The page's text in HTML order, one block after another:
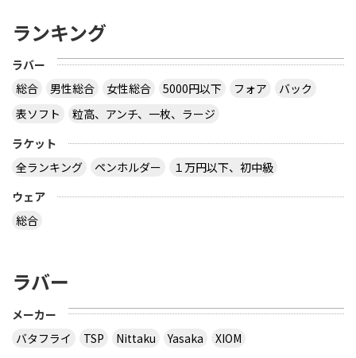
ランキング
ラバー
総合
男性総合 女性総合 5000円以下 フォア
バック
表ソフト
粒高、アンチ、一枚、ラージ
ラケット
全ランキング
ペンホルダー
１万円以下、初中級
ウェア
総合
ラバー
メーカー
バタフライ
TSP Nittaku Yasaka
XIOM